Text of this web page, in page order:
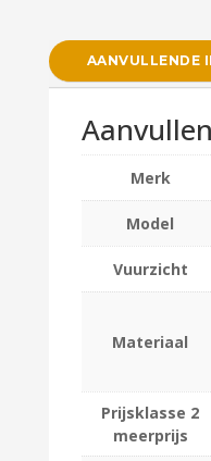
AANVULLENDE
Merk
Model
Vuurzicht
Materiaal
Prijsklasse 2
meerprijs